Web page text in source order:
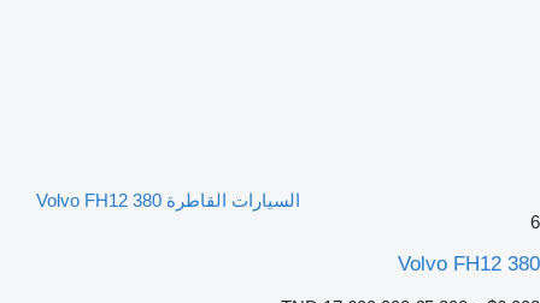
السيارات القاطرة Volvo FH12 380
6
Volvo FH12 380